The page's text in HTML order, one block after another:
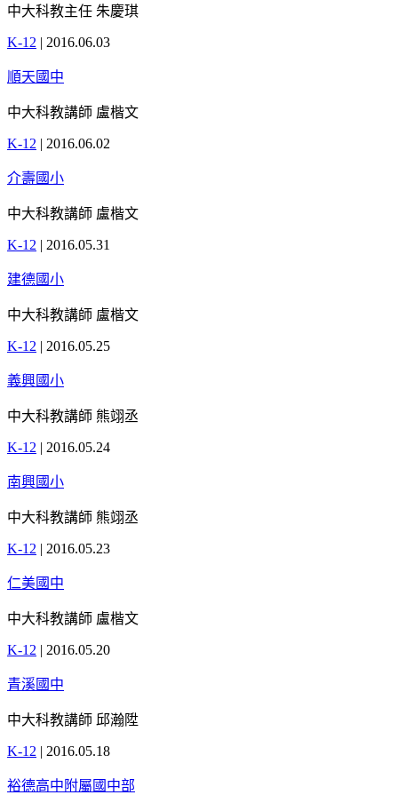
中大科教主任 朱慶琪
K-12 | 2016.06.03
順天國中
中大科教講師 盧楷文
K-12 | 2016.06.02
介壽國小
中大科教講師 盧楷文
K-12 | 2016.05.31
建德國小
中大科教講師 盧楷文
K-12 | 2016.05.25
義興國小
中大科教講師 熊翊丞
K-12 | 2016.05.24
南興國小
中大科教講師 熊翊丞
K-12 | 2016.05.23
仁美國中
中大科教講師 盧楷文
K-12 | 2016.05.20
青溪國中
中大科教講師 邱瀚陞
K-12 | 2016.05.18
裕德高中附屬國中部